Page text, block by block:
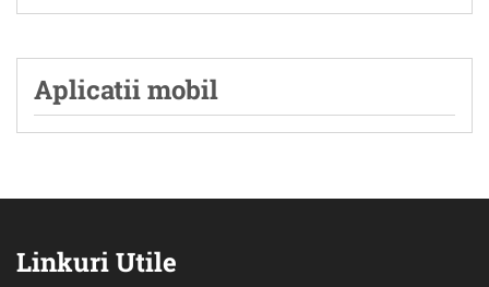
Aplicatii mobil
Linkuri Utile